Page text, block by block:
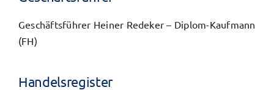
Geschäftsführer Heiner Redeker – Diplom-Kaufmann
(FH)
Handelsregister